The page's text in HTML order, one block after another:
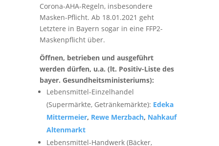
Corona-AHA-Regeln, insbesondere
Masken-Pflicht. Ab 18.01.2021 geht
Letztere in Bayern sogar in eine FFP2-
Maskenpflicht über.
Öffnen, betrieben und ausgeführt
werden dürfen, u.a. (lt. Positiv-Liste des
bayer. Gesundheitsministeriums):
Lebensmittel-Einzelhandel
(Supermärkte, Getränkemärkte): Edeka
Mittermeier, Rewe Merzbach, Nahkauf
Altenmarkt
Lebensmittel-Handwerk (Bäcker,